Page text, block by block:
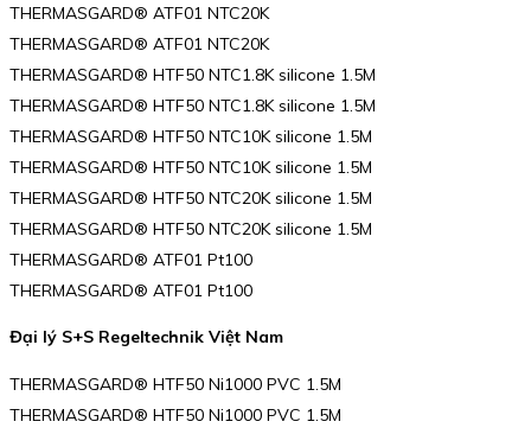
THERMASGARD® ATF01 NTC20K
THERMASGARD® ATF01 NTC20K
THERMASGARD® HTF50 NTC1.8K silicone 1.5M
THERMASGARD® HTF50 NTC1.8K silicone 1.5M
THERMASGARD® HTF50 NTC10K silicone 1.5M
THERMASGARD® HTF50 NTC10K silicone 1.5M
THERMASGARD® HTF50 NTC20K silicone 1.5M
THERMASGARD® HTF50 NTC20K silicone 1.5M
THERMASGARD® ATF01 Pt100
THERMASGARD® ATF01 Pt100
Đại lý S+S Regeltechnik Việt Nam
THERMASGARD® HTF50 Ni1000 PVC 1.5M
THERMASGARD® HTF50 Ni1000 PVC 1.5M